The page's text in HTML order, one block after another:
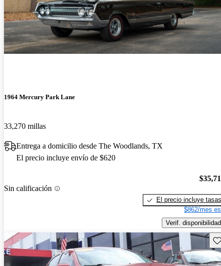
1964 Mercury Park Lane
33,270 millas
Entrega a domicilio desde The Woodlands, TX
El precio incluye envío de $620
Sin calificación
El precio incluye tasas
$862/mes
Verif. disponibilidad